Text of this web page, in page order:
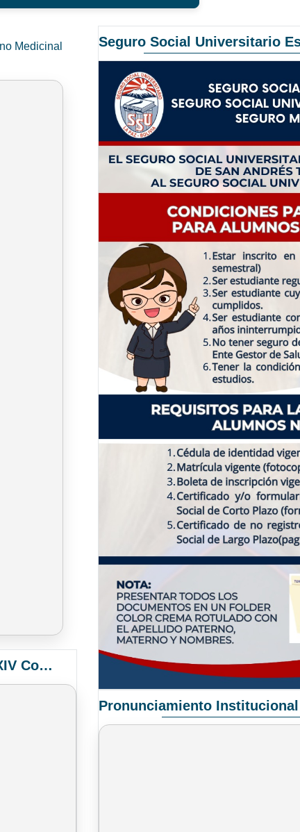
Medicinal
Convocatoria Elección de Delegados Docentes para el XIV Congreso Nacional de Universidades
Seguro Social Universitario